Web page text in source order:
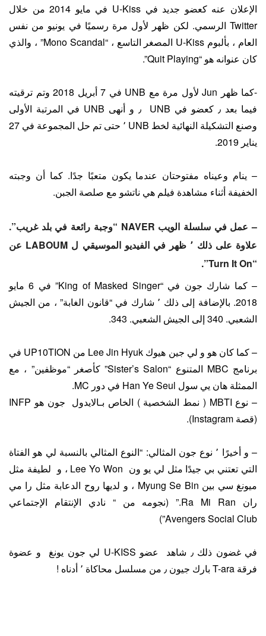
الإعلان عنه كعضو جديد في U-Kiss في مايو 2014 من خلال
Twitter الرسمي. لكن ظهر لأول مرة رسميًا في يونيو من نفس
العام ، بألبوم U-Kiss المصغر التاسع ، “Mono Scandal” ، والذي
كان عنوانه هو “Quit Playing”.
-كما ظهر Jun لأول مرة مع UNB في 7 أبريل 2018 وتم ترقيته
فيما بعد ٫ كعضو في UNB ٫ و أنهى UNB في المرتبة الأولى
وصنع التشكيلة النهائية لخط UNB ٬ حتى تم حل المجموعة في 27
يناير 2019.
– ينام وعيناه مفتوحتان عندما يكون متعبًا جدًا. كما أن وجبته
الخفيفة أثناء مشاهدة فيلم هي ناتشو مع صلصة الجبن.
– عمل في سلسلة الويب NAVER “وجبة رائعة في بلد غريب”.
علاوة على ذلك ٬ ظهر في الفيديو الموسيقي ل LABOUM عن
“Turn It On”.
– كما شارك جون في “King of Masked Singer” في 6 مايو
2018. بالإضافة إلى ذلك ٬ شارك في “قانون الغابة” ، من الجيش
الشعبي. 340 إلى الجيش الشعبي. 343.
– كما كان هو و لي جين هيوك Lee Jin Hyuk من UP10TION في
برنامج MBC المتنوع “Sister’s Salon” كأصغر “موظفين” ، مع
الممثلة هان يي سول Han Ye Seul في دور MC.
– نوع MBTI ( نمط الشخصية ) الخاص بـالايدول جون هو INFP
(قصة Instagram).
– و أخيرًا ٬ نوع جون المثالي: “النوع المثالي بالنسبة لي هو الفتاة
التي تعتني بي جيدًا مثل لي يو ون Lee Yo Won ، و لطيفة مثل
ميونغ سي بين Myung Se Bin ، و لديها روح الدعابة مثل را مي
ران Ra Mi Ran.” (نجومه من “ نادي الإنتقام الإجتماعي
Avengers Social Club”)
في غضون ذلك ٫ شاهد عضو U-KISS لي جون يونغ و عضوة
فرقة T-ara بارك جيون ٫ من مسلسل محاكاة ٬ أدناه !